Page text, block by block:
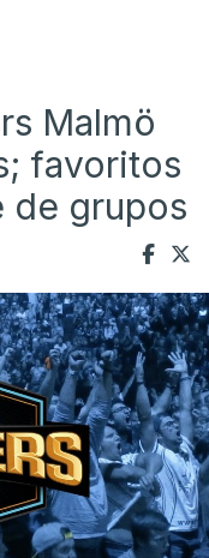
Malmö
favoritos
de grupos